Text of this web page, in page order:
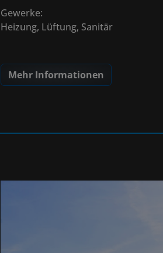
Gewerke:
Heizung, Lüftung, Sanitär
Mehr Informationen